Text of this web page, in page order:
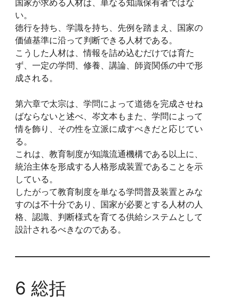
国家が求める人材は、単なる知識保有者ではな
い。
徳行を持ち、学識を持ち、先例を踏まえ、国家の
価値基準に沿って判断できる人材である。
こうした人材は、情報を詰め込むだけでは育た
ず、一定の学問、修養、講論、師資関係の中で形
成される。
第六章で太宗は、学問によって道徳を完成させね
ばならないと述べ、岑文本もまた、学問によって
情を飾り、その性を立派に成すべきだと応じてい
る。
これは、教育制度が知識流通機構である以上に、
統治主体を形成する人格形成装置であることを示
している。
したがって教育制度を単なる学問普及装置とみな
すのは不十分であり、国家が必要とする人材の人
格、認識、判断様式を育てる供給システムとして
設計されるべきなのである。
6 総括